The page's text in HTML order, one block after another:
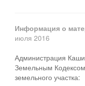
Информация о
июля 2016
Администрация
Земельным
земельного участка: